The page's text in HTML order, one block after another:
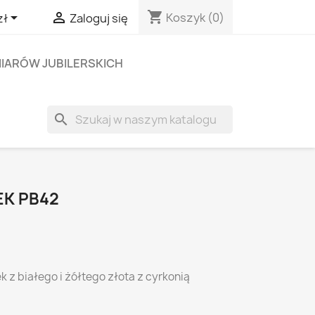
  Zaloguj się shopping_cart Koszyk (0)
JUBILERSKICH
search
PB42
z białego i żółtego złota z cyrkonią